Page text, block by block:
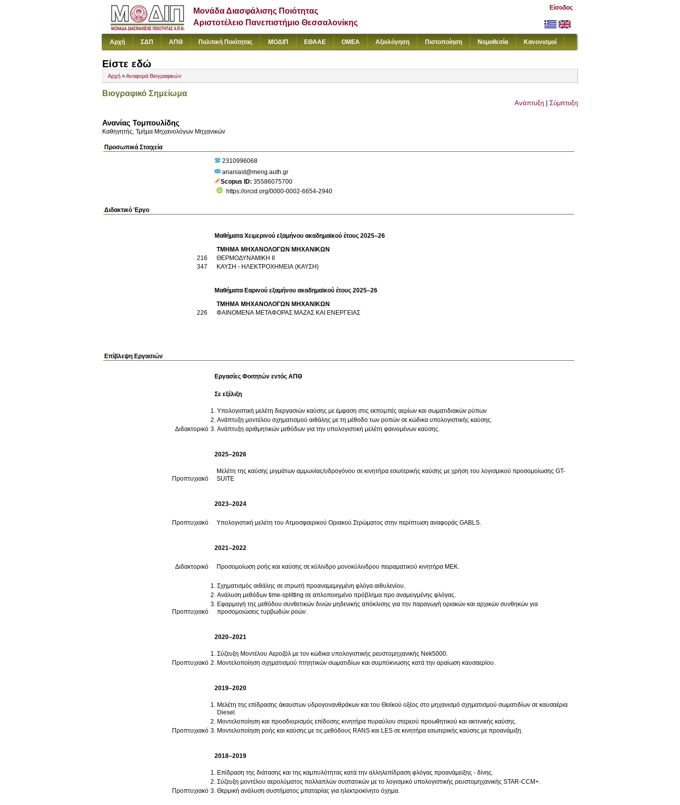
Μονάδα Διασφάλισης Ποιότητας
Αριστοτέλειο Πανεπιστήμιο Θεσσαλονίκης
Είσοδος
Αρχή ΣΔΠ ΑΠΘ Πολιτική Ποιότητας ΜΟΔΙΠ ΕΘΑΑΕ ΟΜΕΑ Αξιολόγηση Πιστοποίηση Νομοθεσία Κανονισμοί
Είστε εδώ
Αρχή »Αναφορά Βιογραφικών
Βιογραφικό Σημείωμα
Ανάπτυξη Σύμπτυξη
Ανανίας Τομπουλίδης
Καθηγητής, Τμήμα Μηχανολόγων Μηχανικών
Προσωπικά Στοιχεία
2310996068
ananiast@meng.auth.gr
Scopus ID 35586075700
https://orcid.org/0000-0002-6654-2940
Διδακτικό Έργο
Μαθήματα Χειμερινού εξαμήνου ακαδημαϊκού έτους 2025–26
ΤΜΗΜΑ ΜΗΧΑΝΟΛΟΓΩΝ ΜΗΧΑΝΙΚΩΝ
216
ΘΕΡΜΟΔΥΝΑΜΙΚΗ ΙΙ
347
ΚΑΥΣΗ - ΗΛΕΚΤΡΟΧΗΜΕΙΑ (ΚΑΥΣΗ)
Μαθήματα Εαρινού εξαμήνου ακαδημαϊκού έτους 2025–26
ΤΜΗΜΑ ΜΗΧΑΝΟΛΟΓΩΝ ΜΗΧΑΝΙΚΩΝ
226
ΦΑΙΝΟΜΕΝΑ ΜΕΤΑΦΟΡΑΣ ΜΑΖΑΣ ΚΑΙ ΕΝΕΡΓΕΙΑΣ
Επίβλεψη Εργασιών
Εργασίες Φοιτητών εντός ΑΠΘ
Σε εξέλιξη
Διδακτορικό
Υπολογιστική μελέτη διεργασιών καύσης με έμφαση στις εκπομπές αερίων και σωματιδιακών ρύπων
Ανάπτυξη μοντέλου σχηματισμού αιθάλης με τη μέθοδο των ροπών σε κώδικα υπολογιστικής καύσης.
Ανάπτυξη αριθμητικών μεθόδων για την υπολογιστική μελέτη φαινομένων καύσης.
2025–2026
Προπτυχιακό
Μελέτη της καύσης μιγμάτων αμμωνίας/υδρογόνου σε κινητήρα εσωτερικής καύσης με χρήση του λογισμικού προσομοίωσης GT-
SUITE
2023–2024
Προπτυχιακό Υπολογιστική μελέτη του Ατμοσφαιρικού Οριακού Στρώματος στην περίπτωση αναφοράς GABLS.
2021–2022
Διδακτορικό Προσομοίωση ροής και καύσης σε κύλινδρο μονοκύλινδρου πειραματικού κινητήρα ΜΕΚ.
Προπτυχιακό
Σχηματισμός αιθάλης σε στρωτή προαναμεμιγμένη φλόγα αιθυλενίου.
Aνάλυση μεθόδων time-splitting σε απλοποιημένο πρόβλημα προ αναμειγμένης φλόγας.
Εφαρμογή της μεθόδου συνθετικών δινών μηδενικής απόκλισης για την παραγωγή οριακών και αρχικών συνθηκών για
προσομοιώσεις τυρβωδών ροών.
2020–2021
Προπτυχιακό
Σύζευξη Μοντέλου Αεροζόλ με τον κώδικα υπολογιστικής ρευστομηχανικής Νek5000.
Μοντελοποίηση σχηματισμού πτηητικών σωματιδίων και συμπύκνωσης κατά την αραίωση καυσαερίου.
2019–2020
Προπτυχιακό
Μελέτη της επίδρασης άκαυστων υδρογονανθράκων και του Θειϊκού οξέος στο μηχανισμό σχηματισμού σωματιδίων σε καυσαέρια
Diesel.
Μοντελοποίηση και προσδιορισμός επίδοσης κινητήρα πυραύλου στερεού προωθητικού και ακτινικής καύσης.
Μοντελοποίηση ροής και καύσης με τις μεθόδους RANS και LES σε κινητήρα εσωτερικής καύσης με προανάμιξη.
2018–2019
Προπτυχιακό
Επίδραση της διάτασης και της καμπυλότητας κατά την αλληλεπίδραση φλόγας προανάμειξης - δίνης.
Σύζευξη μοντέλου αερολύματος πολλαπλών συστατικών με το λογισμικό υπολογιστικής ρευστομηχανικής STAR-CCM+.
Θερμική ανάλυση συστήματος μπαταρίας για ηλεκτροκίνητο όχημα.